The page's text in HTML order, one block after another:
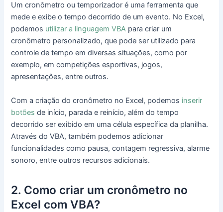
Um cronômetro ou temporizador é uma ferramenta que
mede e exibe o tempo decorrido de um evento. No Excel,
podemos utilizar a linguagem VBA para criar um
cronômetro personalizado, que pode ser utilizado para
controle de tempo em diversas situações, como por
exemplo, em competições esportivas, jogos,
apresentações, entre outros.
Com a criação do cronômetro no Excel, podemos inserir
botões de início, parada e reinício, além do tempo
decorrido ser exibido em uma célula específica da planilha.
Através do VBA, também podemos adicionar
funcionalidades como pausa, contagem regressiva, alarme
sonoro, entre outros recursos adicionais.
2. Como criar um cronômetro no
Excel com VBA?